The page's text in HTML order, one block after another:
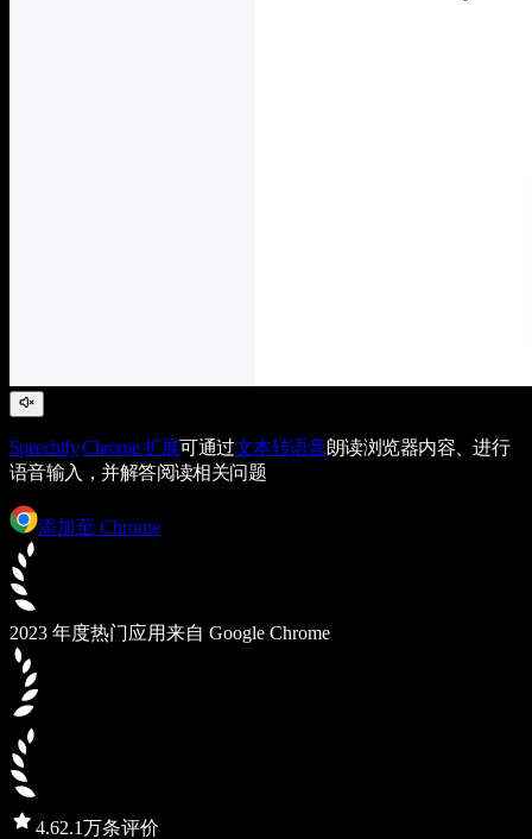
Speechify Chrome 扩展可通过文本转语音朗读浏览器内容、进行
语音输入，并解答阅读相关问题
添加至 Chrome
2023 年度热门应用来自 Google Chrome
4.62.1万条评价